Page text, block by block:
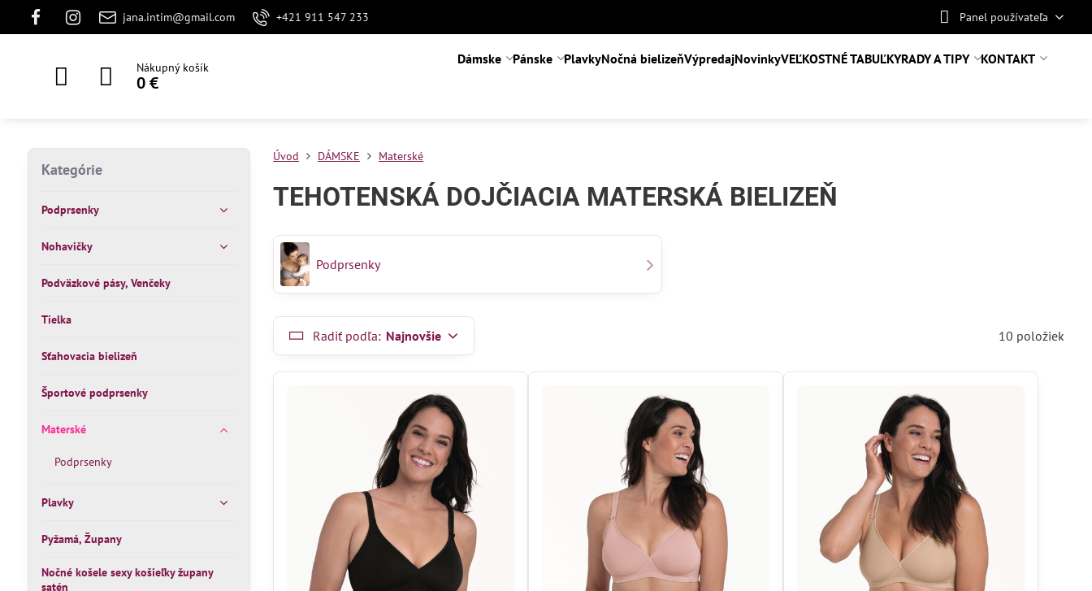
jana.intim@gmail.com +421 911 547 233 Panel používateľa
Nákupný košík
0 €
Dámske Pánske PlavkyNočná bielizeňVýpredajNovinkyVEĽKOSTNÉ TABUĽKYRADY A TIPY KONTAKT
Úvod DÁMSKE Materské
TEHOTENSKÁ DOJČIACIA MATERSKÁ BIELIZEŇ
Podprsenky
Radiť podľa: Najnovšie 10 položiek
Kategórie
Podprsenky
Nohavičky
Podväzkové pásy, Venčeky
Tielka
Sťahovacia bielizeň
Športové podprsenky
Materské
Podprsenky
Plavky
Pyžamá, Župany
Nočné košele sexy košieľky župany
satén